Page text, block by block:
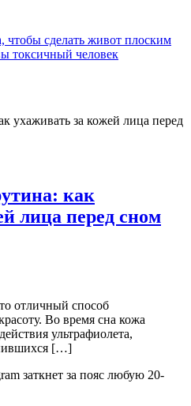
чтобы сделать живот плоским
токсичный человек
как
лица перед сном
отличный способ
Во время сна кожа
ультрафиолета,
[…]